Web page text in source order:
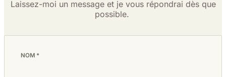
Laissez-moi un message et je vous répondrai dès que
possible.
NOM *